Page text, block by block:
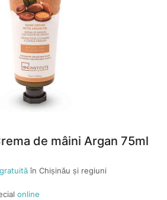
de mâini Argan 75ml
în Chișinău și regiuni
online